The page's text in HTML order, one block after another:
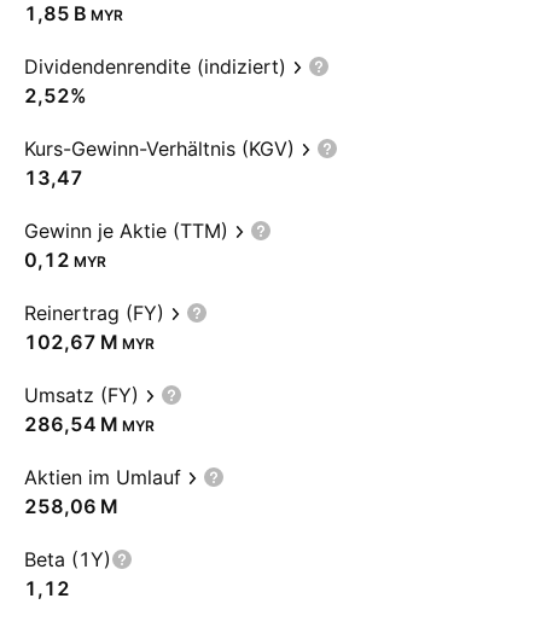
‪1,85 B‬ MYR
Dividendenrendite (indiziert)
2,52%
Kurs-Gewinn-Verhältnis (KGV)
13,47
Gewinn je Aktie (TTM)
0,12 MYR
Reinertrag (FY)
‪102,67 M‬ MYR
Umsatz (FY)
‪286,54 M‬ MYR
Aktien im Umlauf
‪258,06 M‬
Beta (1Y)
1,12